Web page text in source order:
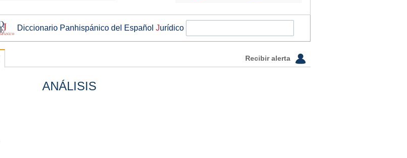
Diccionario Panhispánico del Español Jurídico
Recibir alerta
ANÁLISIS